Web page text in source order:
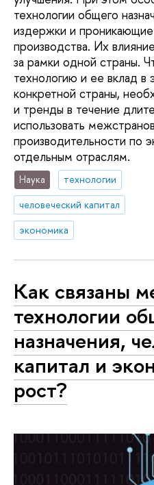
технологии общего
издержки и
производства. Их
за рамки одной страны.
технологию и ее вклад в
конкретной страны,
и тренды в течение
использовать
производительности по
отдельным отраслям.
Наука
технологии
человеческий капитал
экономика
Как связаны
технологии
назначения,
капитал и
рост?